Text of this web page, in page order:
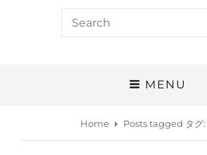
Search
for:
MENU
Home Posts tagged タグ: